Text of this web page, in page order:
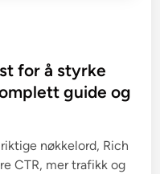
for å styrke
guide og
nøkkelord, Rich
CTR, mer trafikk og